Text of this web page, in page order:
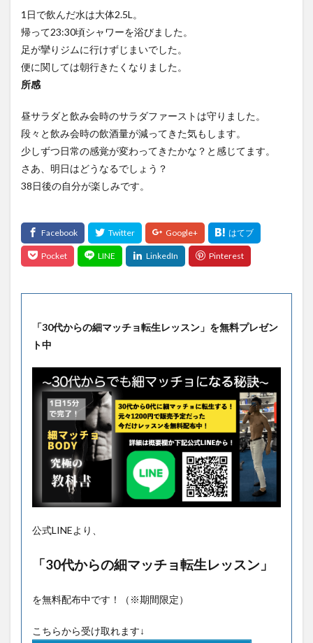
1日で飲んだ水は大体2.5L。
帰って23:30頃シャワーを浴びました。
足が攣りジムに行けずじまいでした。
便に関しては朝行きたくなりました。
所感
昼サラダと飲み会時のサラダファーストは守りました。
段々と飲み会時の飲酒量が減ってきた気もします。
少しずつ日常の感覚が変わってきたかな？と感じてます。
さあ、明日はどうなるでしょう？
38日後の自分が楽しみです。
「30代からの細マッチョ転生レッスン」を無料プレゼン
ト中
公式LINEより、
「30代からの細マッチョ転生レッスン」
を無料配布中です！（※期間限定）
こちらから受け取れます↓